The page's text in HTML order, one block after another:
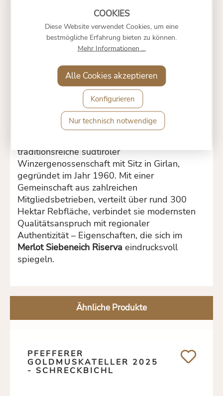
Merlot Siebeneich Riservaoffenbart ein
intensives Rubinrot im Glas. In der Nase
entfalten sich Aromen von reifen
ergänzt durch eine komplexe
Gerbstoffstruktur. Insgesamt zeigt sich hier
ein eleganter Merlot mit gutem
traditionsreiche südtiroler
Winzergenossenschaft mit Sitz in Girlan,
gegründet im Jahr 1960. Mit einer
Gemeinschaft aus zahlreichen
Mitgliedsbetrieben, verteilt über rund 300
Hektar Rebfläche, verbindet sie modernsten
Qualitätsanspruch mit regionaler
Authentizität – Eigenschaften, die sich im
Merlot Siebeneich Riserva eindrucksvoll
spiegeln.
Ähnliche Produkte
PFEFFERER
GOLDMUSKATELLER 2025
- SCHRECKBICHL
Diese Website verwendet Cookies, um eine
bestmögliche Erfahrung bieten zu können.
Mehr Informationen ...
Nur technisch notwendige
Konfigurieren
Alle Cookies akzeptieren